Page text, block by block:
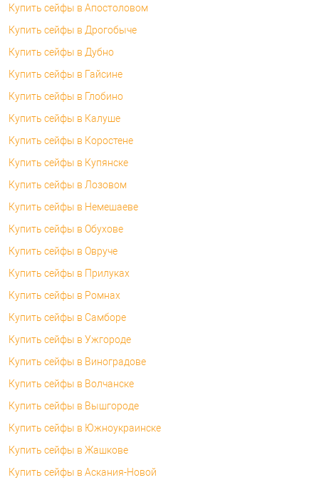
Купить сейфы в Апостоловом
Купить сейфы в Дрогобыче
Купить сейфы в Дубно
Купить сейфы в Гайсине
Купить сейфы в Глобино
Купить сейфы в Калуше
Купить сейфы в Коростене
Купить сейфы в Купянске
Купить сейфы в Лозовом
Купить сейфы в Немешаеве
Купить сейфы в Обухове
Купить сейфы в Овруче
Купить сейфы в Прилуках
Купить сейфы в Ромнах
Купить сейфы в Самборе
Купить сейфы в Ужгороде
Купить сейфы в Виноградове
Купить сейфы в Волчанске
Купить сейфы в Вышгороде
Купить сейфы в Южноукраинске
Купить сейфы в Жашкове
Купить сейфы в Аскания-Новой